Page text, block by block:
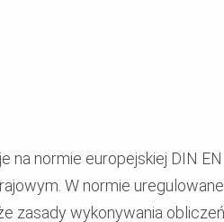
na normie europejskiej DIN
W normie
zasady wykonywania obliczeń.